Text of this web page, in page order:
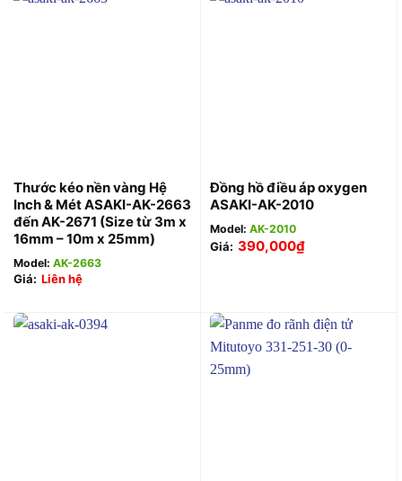
Thước kéo nền vàng Hệ
Inch & Mét ASAKI-AK-2663
đến AK-2671 (Size từ 3m x
16mm – 10m x 25mm)
Model: AK-2663
Giá: Liên hệ
Đồng hồ điều áp oxygen
ASAKI-AK-2010
Model: AK-2010
Giá: 390,000₫